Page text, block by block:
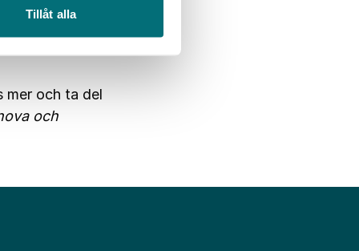
Tillåt alla
mer och ta del
och